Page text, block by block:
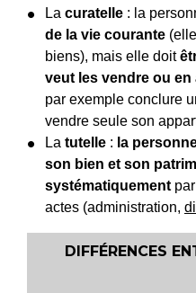
La curatelle : la
de la vie courante
biens), mais elle doit
veut les vendre ou
par exemple conclure
vendre seule son
La tutelle : la
son bien et son
systématiquement
actes (administration,
DIFFÉRENCES